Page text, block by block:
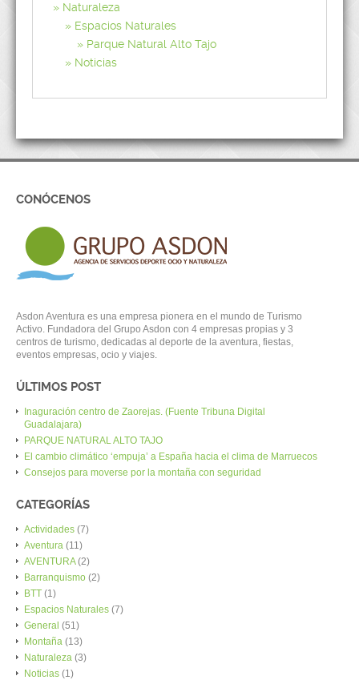
Naturaleza
Espacios Naturales
Parque Natural Alto Tajo
Noticias
CONÓCENOS
Asdon Aventura es una empresa pionera en el mundo de Turismo
Activo. Fundadora del Grupo Asdon con 4 empresas propias y 3
centros de turismo, dedicadas al deporte de la aventura, fiestas,
eventos empresas, ocio y viajes.
ÚLTIMOS POST
Inaguración centro de Zaorejas. (Fuente Tribuna Digital
Guadalajara)
PARQUE NATURAL ALTO TAJO
El cambio climático ‘empuja’ a España hacia el clima de Marruecos
Consejos para moverse por la montaña con seguridad
CATEGORÍAS
Actividades (7)
Aventura (11)
AVENTURA(2)
Barranquismo (2)
BTT (1)
Espacios Naturales (7)
General (51)
Montaña (13)
Naturaleza (3)
Noticias (1)